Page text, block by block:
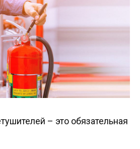
– это обязательная